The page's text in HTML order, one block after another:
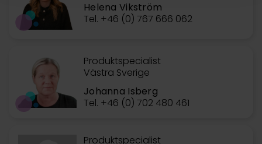
Helena Vikström
Tel. +46 (0) 767 666 062
Produktspecialist
Västra Sverige
Johanna Isberg
Tel. +46 (0) 702 480 461
Produktspecialist